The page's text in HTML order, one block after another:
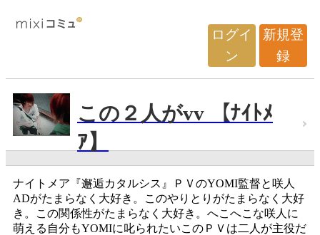
ログイ
ン
新規登
録
この２人がvv 【ﾅｲﾄﾒ
ｱ】
ナイトメア『邂逅カタルシス』ＰＶのYOMI監督と咲人
ADがたまらなく大好き。このやりとりがたまらなく大好
き。この関係性がたまらなく大好き。へこへこな咲人に
萌える自分もYOMIに叱られたいこのＰＶは二人が主役だ